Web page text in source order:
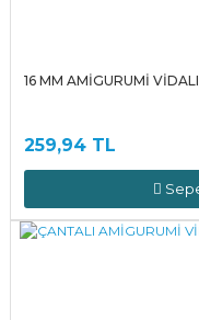
16 MM AMİGURUMİ
259,94 TL